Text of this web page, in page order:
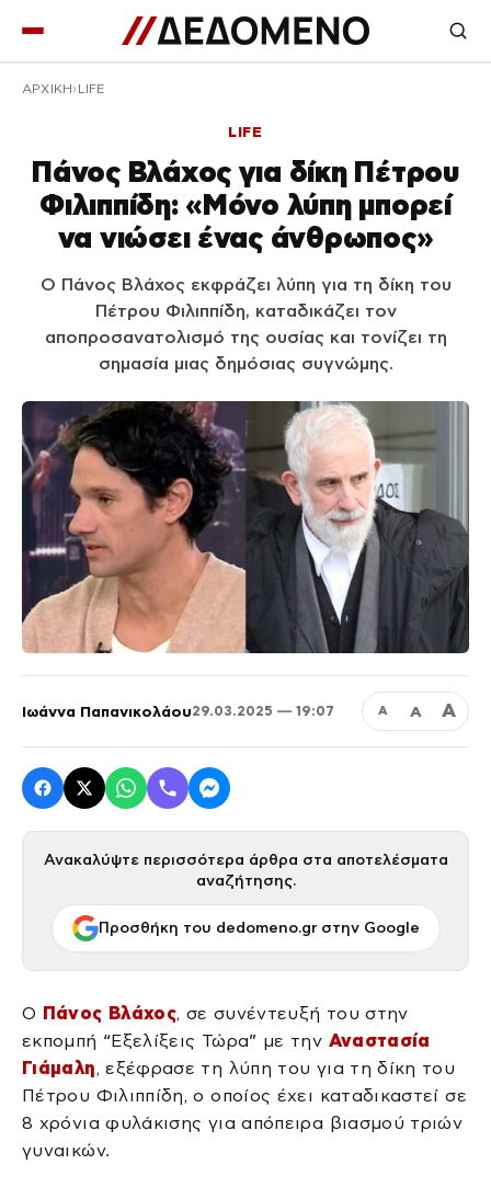
ΑΡΧΙΚΉ LIFE
LIFE
Πάνος Βλάχος για δίκη Πέτρου
Φιλιππίδη: «Μόνο λύπη μπορεί
να νιώσει ένας άνθρωπος»
Ο Πάνος Βλάχος εκφράζει λύπη για τη δίκη του
Πέτρου Φιλιππίδη, καταδικάζει τον
αποπροσανατολισμό της ουσίας και τονίζει τη
σημασία μιας δημόσιας συγνώμης.
Ιωάννα Παπανικολάου29.03.2025 — 19:07 Α Α Α
Ανακαλύψτε περισσότερα άρθρα στα αποτελέσματα
αναζήτησης.
Προσθήκη του dedomeno.gr στην Google
Ο Πάνος Βλάχος, σε συνέντευξή του στην
εκπομπή “Εξελίξεις Τώρα” με την Αναστασία
Γιάμαλη, εξέφρασε τη λύπη του για τη δίκη του
Πέτρου Φιλιππίδη, ο οποίος έχει καταδικαστεί σε
8 χρόνια φυλάκισης για απόπειρα βιασμού τριών
γυναικών.